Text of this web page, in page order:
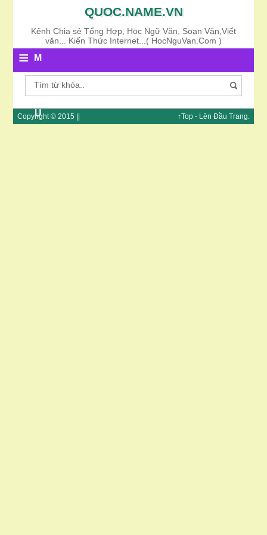
QUOC.NAME.VN
Kênh Chia sẻ Tổng Hợp, Học Ngữ Văn, Soạn Văn,Viết
văn... Kiến Thức Internet...( HocNguVan.Com )
≡
M
E
N
U
Copyright © 2015 || ↑Top- Lên Đầu Trang